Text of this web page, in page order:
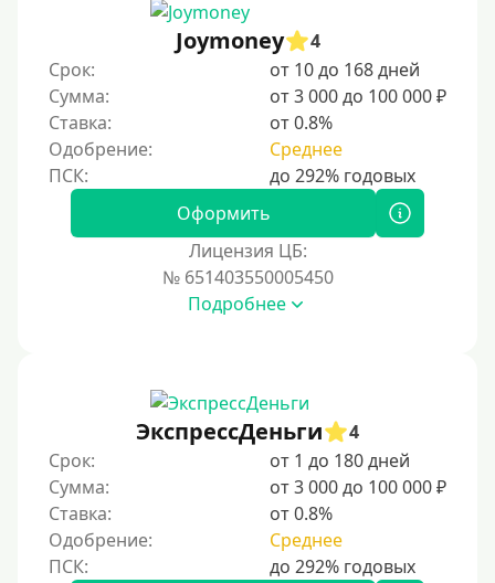
Без подтверждения дохода
Без справок и поручителей
Без посредников
Процент
С пролонгацией (продлением)
Под высокий процент
С ежемесячным платежом
Под низкий процент
Без процентов
Первый займ без процентов
Без процентов на 30 дней
Joymoney
4
Срок:
от 10 до 168 дней
Сумма:
от 3 000 до 100 000 ₽
Ставка:
от 0.8%
Одобрение:
Среднее
Оформить
Лицензия ЦБ:
№ 651403550005450
Подробнее
ЭкспрессДеньги
4
Срок:
от 1 до 180 дней
Сумма:
от 3 000 до 100 000 ₽
Ставка:
от 0.8%
Одобрение:
Среднее